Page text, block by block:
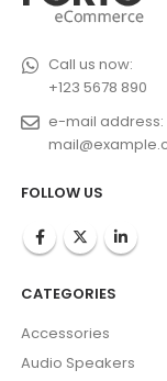
Call us now:
+123 5678 890
e-mail address:
FOLLOW US
CATEGORIES
Accessories
Audio Speakers